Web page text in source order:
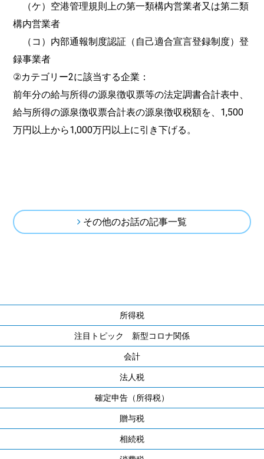
（ケ）空港管理規則上の第一類構内営業者又は第二類
構内営業者
（コ）内部通報制度認証（自己適合宣言登録制度）登
録事業者
②カテゴリー2に該当する企業：
前年分の給与所得の源泉徴収票等の法定調書合計表中、
給与所得の源泉徴収票合計表の源泉徴収税額を、1,500
万円以上から1,000万円以上に引き下げる。
その他のお話の記事一覧
所得税
注目トピック 新型コロナ関係
会計
法人税
確定申告（所得税）
贈与税
相続税